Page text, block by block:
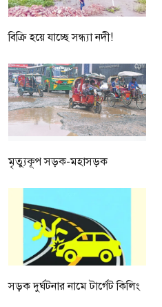
বিক্রি হয়ে যাচ্ছে সন্ধ্যা নদী!
মৃত্যুকূপ সড়ক-মহাসড়ক
সড়ক দুর্ঘটনার নামে টার্গেট কিলিং